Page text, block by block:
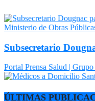
Ministerio de Obras
Subsecretario
Portal Prensa Salud |
ÚLTIMAS